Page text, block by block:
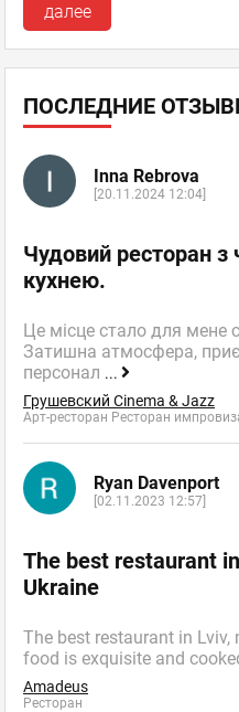
далее
ПОСЛЕДНИЕ
Inna Rebrova
[20.11.2024 12:04]
Чудовий ресторан з
кухнею.
Це місце стало для мене
Затишна атмосфера,
персонал ...
Грушевский Cinema & Jazz
Арт-ресторан Ресторан
Ryan Davenport
[02.11.2023 12:57]
The best restaurant
Ukraine
The best restaurant in Lviv,
food is exquisite and
Amadeus
Ресторан